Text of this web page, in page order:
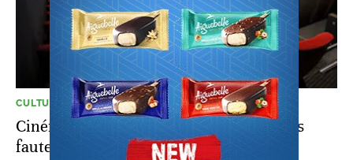
CULTURE
Cinéma Pathé Californie: voici le prix des
fauteuils grand confort